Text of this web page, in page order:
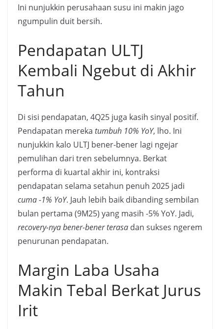
Ini nunjukkin perusahaan susu ini makin jago
ngumpulin duit bersih.
Pendapatan ULTJ
Kembali Ngebut di Akhir
Tahun
Di sisi pendapatan, 4Q25 juga kasih sinyal positif.
Pendapatan mereka tumbuh 10% YoY, lho. Ini
nunjukkin kalo ULTJ bener-bener lagi ngejar
pemulihan dari tren sebelumnya. Berkat
performa di kuartal akhir ini, kontraksi
pendapatan selama setahun penuh 2025 jadi
cuma -1% YoY. Jauh lebih baik dibanding sembilan
bulan pertama (9M25) yang masih -5% YoY. Jadi,
recovery-nya bener-bener terasa dan sukses ngerem
penurunan pendapatan.
Margin Laba Usaha
Makin Tebal Berkat Jurus
Irit